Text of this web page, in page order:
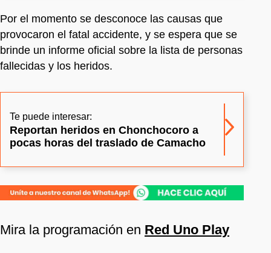
Por el momento se desconoce las causas que
provocaron el fatal accidente, y se espera que se
brinde un informe oficial sobre la lista de personas
fallecidas y los heridos.
Te puede interesar:
Reportan heridos en Chonchocoro a
pocas horas del traslado de Camacho
Mira la programación en Red Uno Play